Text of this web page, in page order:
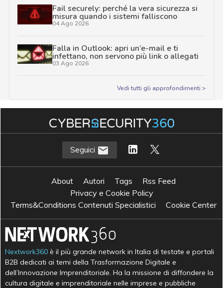
Fail securely: perché la vera sicurezza si
misura quando i sistemi falliscono
04 Ago 2026
Falla in Outlook: apri un’e-mail e ti
infettano, non servono più link o allegati
03 Ago 2026
Vedi tutti gli approfondimenti >
Seguici
About Autori Tags
Rss Feed
Privacy e Cookie Policy
Terms&Conditions Contenuti Specialistici
Cookie Center
Nextwork360 è il più grande network in Italia di testate e portali
B2B dedicati ai temi della Trasformazione Digitale e
dell’Innovazione Imprenditoriale. Ha la missione di diffondere la
cultura digitale e imprenditoriale nelle imprese e pubbliche